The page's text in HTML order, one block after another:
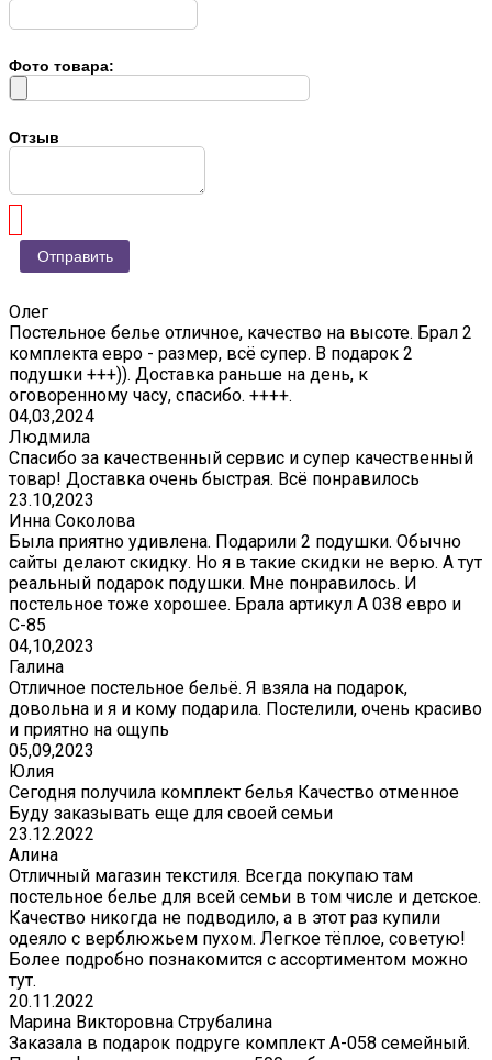
Фото товара:
Отзыв
Олег
Постельное белье отличное, качество на высоте. Брал 2
комплекта евро - размер, всё супер. В подарок 2
подушки +++)). Доставка раньше на день, к
оговоренному часу, спасибо. ++++.
04,03,2024
Людмила
Спасибо за качественный сервис и супер качественный
товар! Доставка очень быстрая. Всё понравилось
23.10,2023
Инна Соколова
Была приятно удивлена. Подарили 2 подушки. Обычно
сайты делают скидку. Но я в такие скидки не верю. А тут
реальный подарок подушки. Мне понравилось. И
постельное тоже хорошее. Брала артикул А 038 евро и
С-85
04,10,2023
Галина
Отличное постельное бельё. Я взяла на подарок,
довольна и я и кому подарила. Постелили, очень красиво
и приятно на ощупь
05,09,2023
Юлия
Сегодня получила комплект белья Качество отменное
Буду заказывать еще для своей семьи
23.12.2022
Алина
Отличный магазин текстиля. Всегда покупаю там
постельное белье для всей семьи в том числе и детское.
Качество никогда не подводило, а в этот раз купили
одеяло с верблюжьем пухом. Легкое тёплое, советую!
Более подробно познакомится с ассортиментом можно
тут.
20.11.2022
Марина Викторовна Струбалина
Заказала в подарок подруге комплект А-058 семейный.